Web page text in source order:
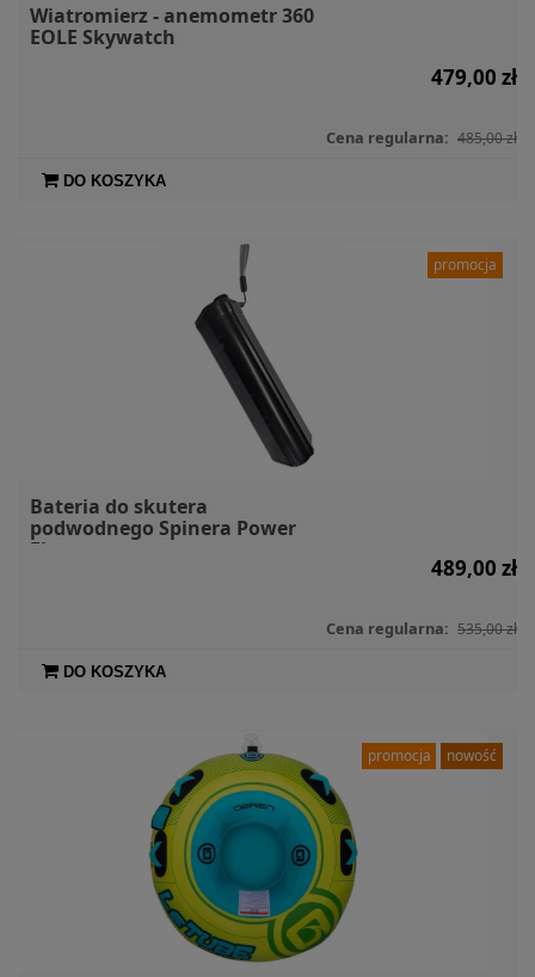
Wiatromierz - anemometr 360
EOLE Skywatch
479,00 zł
Cena regularna: 485,00 zł
DO KOSZYKA
Bateria do skutera
podwodnego Spinera Power
Fin
489,00 zł
Cena regularna: 535,00 zł
DO KOSZYKA
promocja
promocja nowość